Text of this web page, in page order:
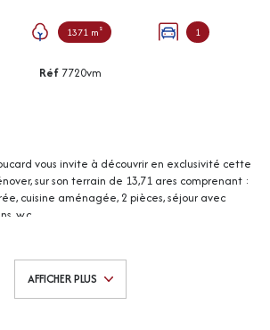
1371 m² 1
Réf 7720vm
vous invite à découvrir en exclusivité cette
sur son terrain de 13,71 ares comprenant :
cuisine aménagée, 2 pièces, séjour avec
w.c.
+ cheminée.
AFFICHER PLUS